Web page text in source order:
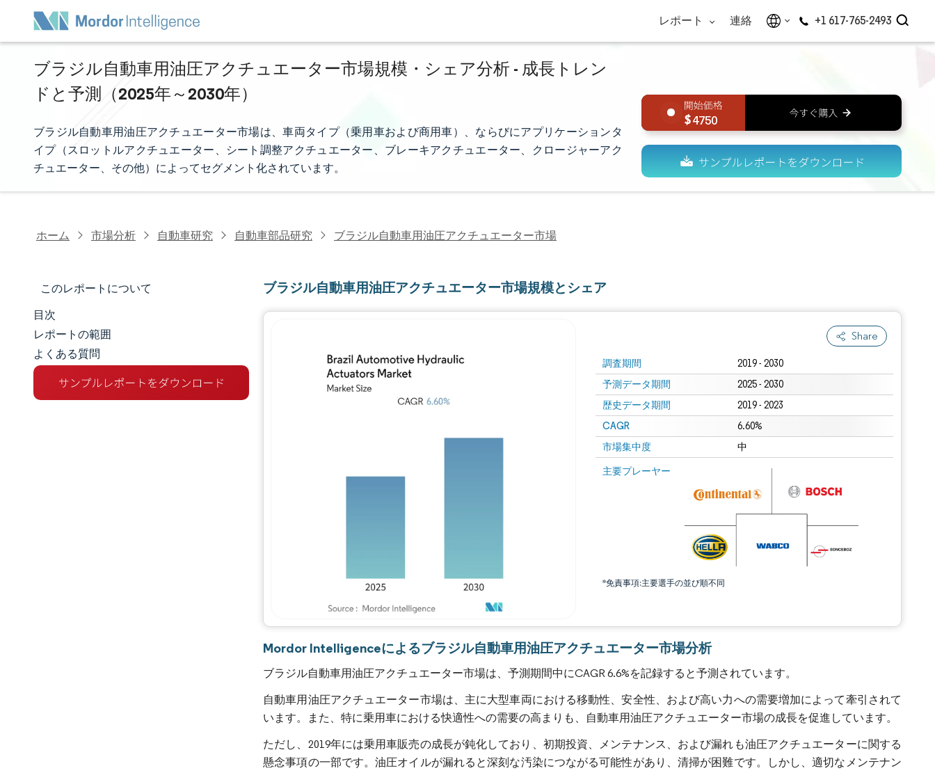
レポート 連絡 +1 617-765-2493
ブラジル自動車用油圧アクチュエーター市場規模・シェア分析 - 成長トレン
ドと予測（2025年～2030年）
ブラジル自動車用油圧アクチュエーター市場は、車両タイプ（乗用車および商用車）、ならびにアプリケーションタ
イプ（スロットルアクチュエーター、シート調整アクチュエーター、ブレーキアクチュエーター、クロージャーアク
チュエーター、その他）によってセグメント化されています。
4750
ホーム 市場分析 自動車研究 自動車部品研究 ブラジル自動車用油圧アクチュエーター市場
このレポートについて
マーケットスナップショット
市場概要
主な市場動向
目次
レポートの範囲
よくある質問
ブラジル自動車用油圧アクチュエーター市場規模とシェア
Share
調査期間 2019 - 2030
予測データ期間 2025 - 2030
歴史データ期間 2019 - 2023
CAGR 6.60%
市場集中度 中
主要プレーヤー
*免責事項:主要選手の並び順不同
Mordor Intelligenceによるブラジル自動車用油圧アクチュエーター市場分析
ブラジル自動車用油圧アクチュエーター市場は、予測期間中にCAGR 6.6%を記録すると予測されています。
自動車用油圧アクチュエーター市場は、主に大型車両における移動性、安全性、および高い力への需要増加によって牽引されて
います。また、特に乗用車における快適性への需要の高まりも、自動車用油圧アクチュエーター市場の成長を促進しています。
ただし、2019年には乗用車販売の成長が鈍化しており、初期投資、メンテナンス、および漏れも油圧アクチュエーターに関する
懸念事項の一部です。油圧オイルが漏れると深刻な汚染につながる可能性があり、清掃が困難です。しかし、適切なメンテナン